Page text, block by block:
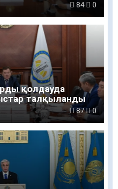
84 0
қолдауда
талқыланды
87 0